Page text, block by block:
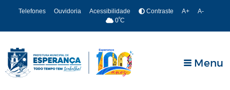
Telefones Ouvidoria Acessibilidade Contraste A+
A-
0ºC
Menu